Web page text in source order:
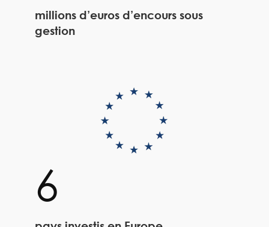
millions d’euros d’encours sous
gestion
6